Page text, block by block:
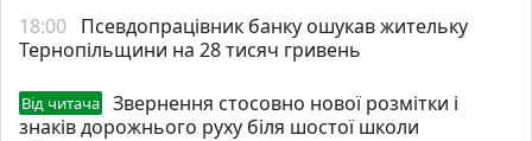
18:00 Псевдопрацівник банку ошукав жительку
Тернопільщини на 28 тисяч гривень
Від читача
Звернення стосовно нової розмітки і
знаків дорожнього руху біля шостої школи